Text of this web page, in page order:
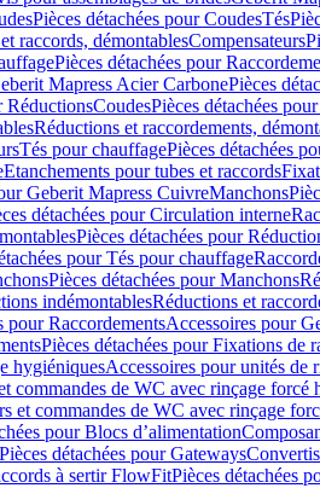
Pièces détachées pour CoudesTés
raccords, démontablesCompensateurs
Pièces détachées pour
Mapress Acier CarbonePièces
RéductionsCoudesPièces détachées
Réductions et raccordements,
Tés pour chauffagePièces détachées
Etanchements pour tubes et raccords
Geberit Mapress CuivreManchons
détachées pour Circulation interne
Pièces détachées pour
pour Tés pour chauffage
Pièces détachées pour Manchons
indémontablesRéductions et
pour RaccordementsAccessoires pour
Pièces détachées pour Fixations de
hygiéniquesAccessoires pour unités de
commandes de WC avec rinçage forcé
et commandes de WC avec rinçage
pour Blocs d’alimentation
Pièces détachées pour Gateways
à sertir FlowFitPièces détachées